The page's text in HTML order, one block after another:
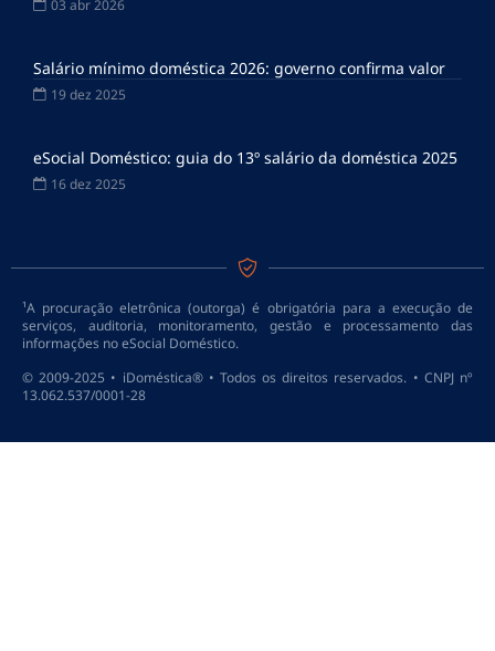
03 abr 2026
Salário mínimo doméstica 2026: governo confirma valor
19 dez 2025
eSocial Doméstico: guia do 13º salário da doméstica 2025
16 dez 2025
¹A procuração eletrônica (outorga) é obrigatória para a execução de
serviços, auditoria, monitoramento, gestão e processamento das
informações no eSocial Doméstico.
© 2009-2025 • iDoméstica® • Todos os direitos reservados. • CNPJ nº
13.062.537/0001-28